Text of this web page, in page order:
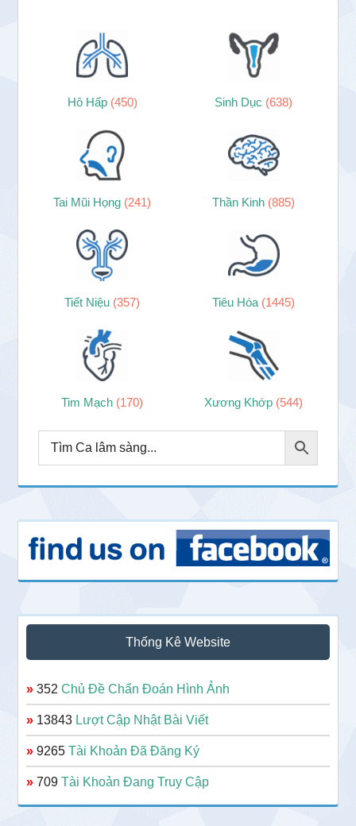
Hô Hấp (450) Sinh Dục (638)
Tai Mũi Họng (241) Thần Kinh (885)
Tiết Niệu (357) Tiêu Hóa (1445)
Tim Mạch (170) Xương Khớp (544)
Thống Kê Website
» 352Chủ Đề Chẩn Đoán Hình Ảnh
» 13843 Lượt Cập Nhật Bài Viết
» 9265Tài Khoản Đã Đăng Ký
» 709Tài Khoản Đang Truy Cập